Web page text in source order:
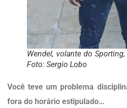
Wendel, volante do
Foto: Sergio Lobo
Você teve um problema
fora do horário estipulado…